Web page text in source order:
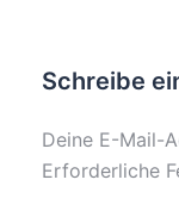
Schreibe
Deine E-Mail-
Erforderliche